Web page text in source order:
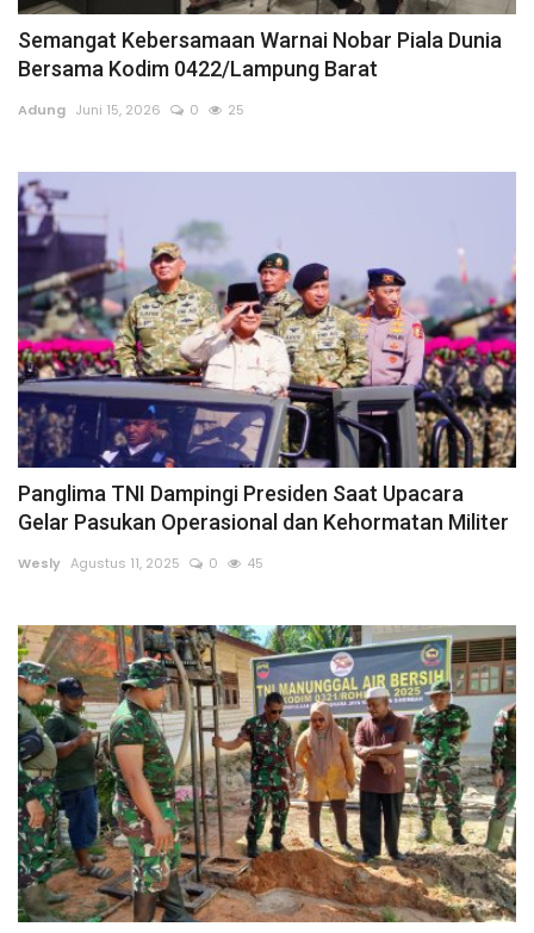
Sumsel
Kalbar
News
Jawa Barat
Riau
Bisnis
Jambi
Kaltim
Artikel
Ekonomi
Olahraga
Hukum
Nasional
Semangat Kebersamaan Warnai Nobar Piala Dunia
Bersama Kodim 0422/Lampung Barat
Adung Juni 15, 2026 0 25
Panglima TNI Dampingi Presiden Saat Upacara
Gelar Pasukan Operasional dan Kehormatan Militer
Wesly Agustus 11, 2025 0 45